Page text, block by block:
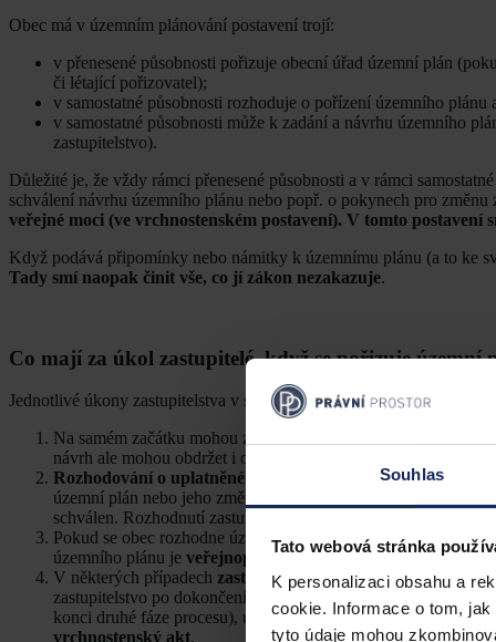
Souhlas
Tato webová stránka
K personalizaci obsahu a
cookie. Informace o tom,
tyto údaje mohou
Obec má v územním plánování postavení trojí:
v přenesené působnosti pořizuje obecní úřad územní plán
či létající pořizovatel);
v samostatné působnosti rozhoduje o pořízení územního plánu
v samostatné působnosti může k zadání a návrhu územního
zastupitelstvo).
Důležité je, že vždy rámci přenesené působnosti a v rámci
schválení návrhu územního plánu nebo popř. o pokynech pro
veřejné moci (ve vrchnostenském postavení). V tomto
Když podává připomínky nebo námitky k územnímu plánu (a to ke
Tady smí naopak činit vše, co jí zákon nezakazuje.
Co mají za úkol zastupitelé, když se pořizuje územní
Jednotlivé úkony zastupitelstva v samostatné působnosti jsou v
Na samém začátku mohou zastupitelé svým usnesením
návrh ale mohou obdržet i od dotčených orgánů nebo třeba od
Rozhodování o uplatněném návrhu na pořízení územního
územní plán nebo jeho změnu. Obec územní plán mít nemusí
schválen. Rozhodnutí zastupitelstva obce o pořízení územního
Pokud se obec rozhodne územní plán pořídit, musí se
územního plánu je veřejnoprávním vrchnostenským aktem.
V některých případech zastupitelé schvalují výběr varianty.
zastupitelstvo po dokončení přípravy návrhu územního plánu
konci druhé fáze procesu), usoudí, že je třeba pořídit nový
vrchnostenský akt.